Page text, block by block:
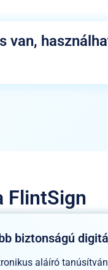
van,
FlintSign
biztonságú
aláíró